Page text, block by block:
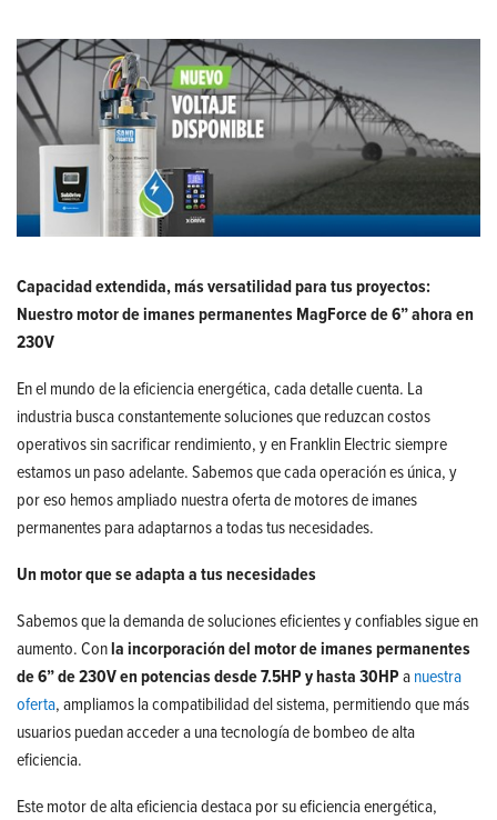
Capacidad extendida, más versatilidad para tus proyectos:
Nuestro motor de imanes permanentes MagForce de 6” ahora en
230V
En el mundo de la eficiencia energética, cada detalle cuenta. La
industria busca constantemente soluciones que reduzcan costos
operativos sin sacrificar rendimiento, y en Franklin Electric siempre
estamos un paso adelante. Sabemos que cada operación es única, y
por eso hemos ampliado nuestra oferta de motores de imanes
permanentes para adaptarnos a todas tus necesidades.
Un motor que se adapta a tus necesidades
Sabemos que la demanda de soluciones eficientes y confiables sigue en
aumento. Conla incorporación del motor de imanes permanentes
de 6” de 230V en potencias desde 7.5HP y hasta 30HPanuestra
oferta, ampliamos la compatibilidad del sistema, permitiendo que más
usuarios puedan acceder a una tecnología de bombeo de alta
eficiencia.
Este motor de alta eficiencia destaca por su eficiencia energética,